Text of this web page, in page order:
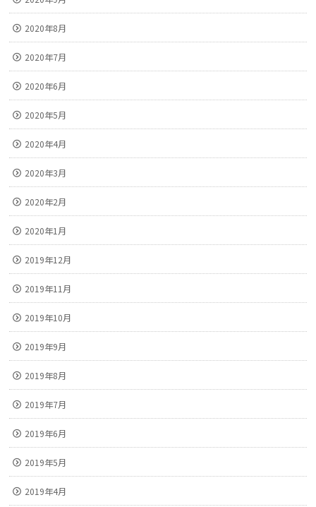
2020年8月
2020年7月
2020年6月
2020年5月
2020年4月
2020年3月
2020年2月
2020年1月
2019年12月
2019年11月
2019年10月
2019年9月
2019年8月
2019年7月
2019年6月
2019年5月
2019年4月